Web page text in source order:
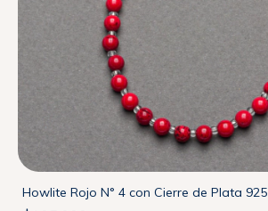
Howlite Rojo N° 4 con Cierre de Plata 925